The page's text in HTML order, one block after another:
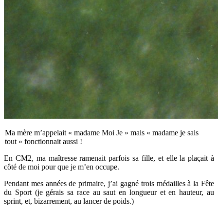
Ma mère m’appelait « madame Moi Je » mais « madame je sais
tout » fonctionnait aussi !
En CM2, ma maîtresse ramenait parfois sa fille, et elle la plaçait à
côté de moi pour que je m’en occupe.
Pendant mes années de primaire, j’ai gagné trois médailles à la Fête
du Sport (je gérais sa race au saut en longueur et en hauteur, au
sprint, et, bizarrement, au lancer de poids.)